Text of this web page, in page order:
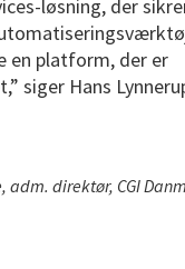
løsning, der
en platform, der er
siger Hans
adm. direktør, CGI